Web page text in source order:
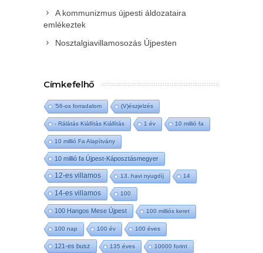
A kommunizmus újpesti áldozataira
emlékeztek
Nosztalgiavillamosozás Újpesten
Címkefelhő
'56-os forradalom (V)észjelzés
- Rálátás Kiállítás Kiállítás 1 év 10 millió fa
10 millió Fa Alapítvány
10 millió fa Újpest-Káposztásmegyer
12-es villamos 13. havi nyugdíj 14
14-es villamos 100
100 Hangos Mese Újpest 100 milliós keret
100 nap 100 év 100 éves
121-es busz 135 éves 10000 forint